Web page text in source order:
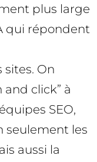
plus large
qui répondent
On
and click” à
SEO,
seulement les
aussi la